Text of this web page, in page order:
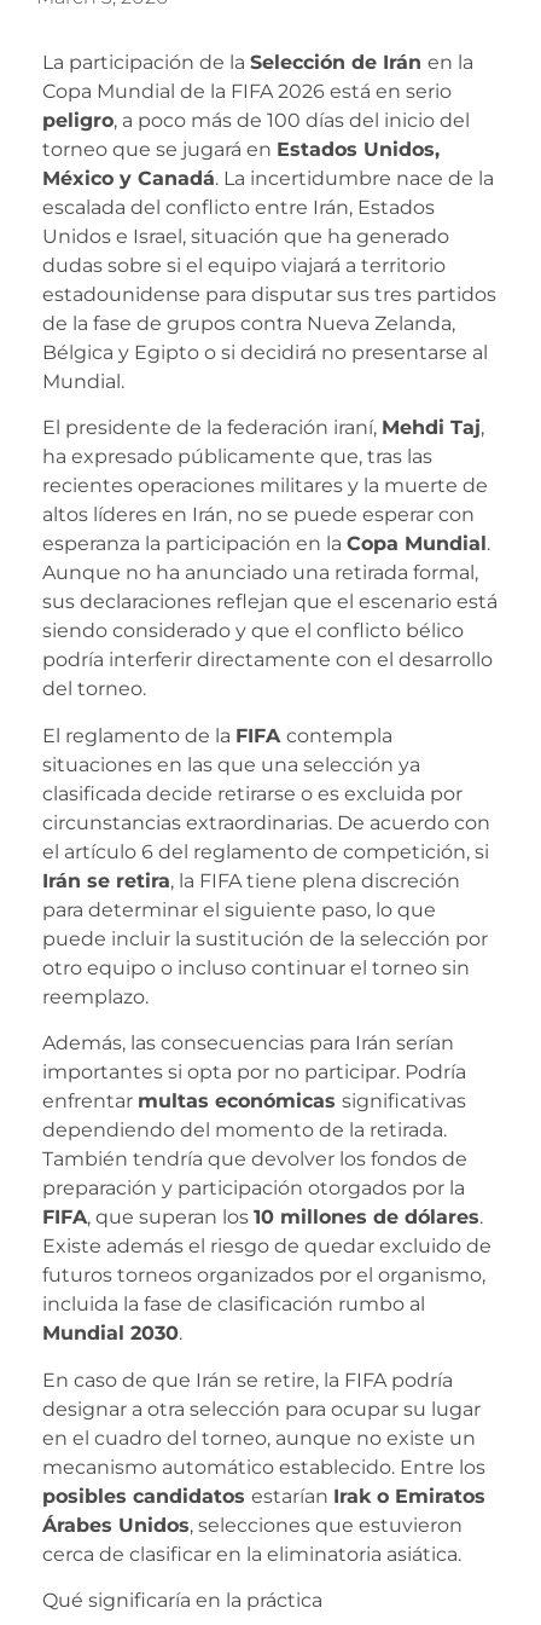
La participación de la Selección de Irán en la
Copa Mundial de la FIFA 2026 está en serio
peligro, a poco más de 100 días del inicio del
torneo que se jugará en Estados Unidos,
México y Canadá. La incertidumbre nace de la
escalada del conflicto entre Irán, Estados
Unidos e Israel, situación que ha generado
dudas sobre si el equipo viajará a territorio
estadounidense para disputar sus tres partidos
de la fase de grupos contra Nueva Zelanda,
Bélgica y Egipto o si decidirá no presentarse al
Mundial.
El presidente de la federación iraní, Mehdi Taj,
ha expresado públicamente que, tras las
recientes operaciones militares y la muerte de
altos líderes en Irán, no se puede esperar con
esperanza la participación en la Copa Mundial .
Aunque no ha anunciado una retirada formal,
sus declaraciones reflejan que el escenario está
siendo considerado y que el conflicto bélico
podría interferir directamente con el desarrollo
del torneo.
El reglamento de la FIFA contempla
situaciones en las que una selección ya
clasificada decide retirarse o es excluida por
circunstancias extraordinarias. De acuerdo con
el artículo 6 del reglamento de competición, si
Irán se retira, la FIFA tiene plena discreción
para determinar el siguiente paso, lo que
puede incluir la sustitución de la selección por
otro equipo o incluso continuar el torneo sin
reemplazo.
Además, las consecuencias para Irán serían
importantes si opta por no participar. Podría
enfrentar multas económicas significativas
dependiendo del momento de la retirada.
También tendría que devolver los fondos de
preparación y participación otorgados por la
FIFA, que superan los 10 millones de dólares.
Existe además el riesgo de quedar excluido de
futuros torneos organizados por el organismo,
incluida la fase de clasificación rumbo al
Mundial 2030.
En caso de que Irán se retire, la FIFA podría
designar a otra selección para ocupar su lugar
en el cuadro del torneo, aunque no existe un
mecanismo automático establecido. Entre los
posibles candidatos estarían Irak o Emiratos
Árabes Unidos, selecciones que estuvieron
cerca de clasificar en la eliminatoria asiática.
Qué significaría en la práctica